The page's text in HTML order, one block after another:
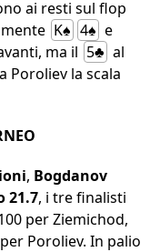
ai resti sul flop
K♠ 4♠ e
ma il 5♣ al
Poroliev la scala
, Bogdanov
21.7, i tre finalisti
per Ziemichod,
Poroliev. In palio